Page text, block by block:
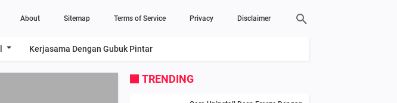
About Sitemap Terms of Service Privacy Disclaimer
Kerjasama Dengan Gubuk Pintar
TRENDING